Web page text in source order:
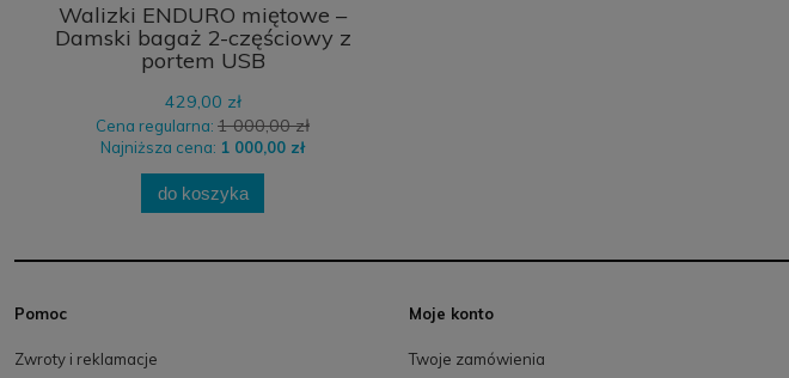
Walizki ENDURO miętowe –
Damski bagaż 2-częściowy z
portem USB
429,00 zł
Cena regularna: 1 000,00 zł
Najniższa cena: 1 000,00 zł
do koszyka
Pomoc
Zwroty i reklamacje
Moje konto
Twoje zamówienia